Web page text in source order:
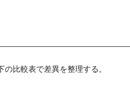
比較表で差異を整理する。